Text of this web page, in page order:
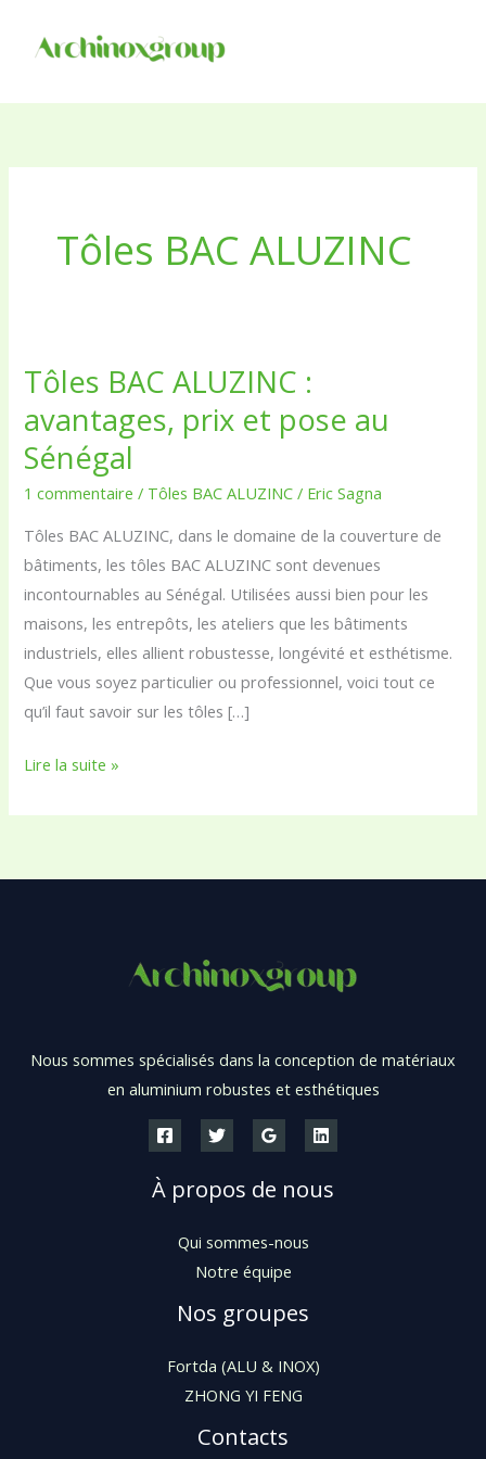
Tôles BAC ALUZINC
Tôles BAC ALUZINC :
avantages, prix et pose au
Sénégal
1 commentaire / Tôles BAC ALUZINC / Eric Sagna
Tôles BAC ALUZINC, dans le domaine de la couverture de
bâtiments, les tôles BAC ALUZINC sont devenues
incontournables au Sénégal. Utilisées aussi bien pour les
maisons, les entrepôts, les ateliers que les bâtiments
industriels, elles allient robustesse, longévité et esthétisme.
Que vous soyez particulier ou professionnel, voici tout ce
qu’il faut savoir sur les tôles […]
Tôles
ALUZINC
:
avantages,
Lire la suite »
Nous sommes spécialisés dans la conception de matériaux
en aluminium robustes et esthétiques
À propos de nous
Qui sommes-nous
Notre équipe
Nos groupes
Fortda (ALU & INOX)
ZHONG YI FENG
Contacts